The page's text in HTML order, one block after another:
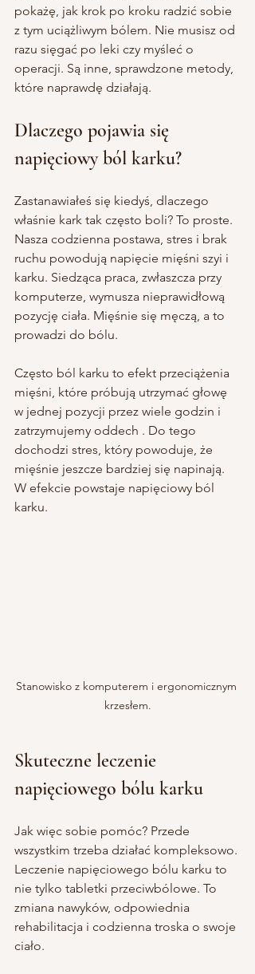
pokażę, jak krok po kroku radzić sobie
z tym uciążliwym bólem. Nie musisz od
razu sięgać po leki czy myśleć o
operacji. Są inne, sprawdzone metody,
które naprawdę działają.
Dlaczego pojawia się
napięciowy ból karku?
Zastanawiałeś się kiedyś, dlaczego
właśnie kark tak często boli? To proste.
Nasza codzienna postawa, stres i brak
ruchu powodują napięcie mięśni szyi i
karku. Siedząca praca, zwłaszcza przy
komputerze, wymusza nieprawidłową
pozycję ciała. Mięśnie się męczą, a to
prowadzi do bólu.
Często ból karku to efekt przeciążenia
mięśni, które próbują utrzymać głowę
w jednej pozycji przez wiele godzin i
zatrzymujemy oddech . Do tego
dochodzi stres, który powoduje, że
mięśnie jeszcze bardziej się napinają.
W efekcie powstaje napięciowy ból
karku.
Stanowisko z komputerem i ergonomicznym
krzesłem.
Skuteczne leczenie
napięciowego bólu karku
Jak więc sobie pomóc? Przede
wszystkim trzeba działać kompleksowo.
Leczenie napięciowego bólu karku to
nie tylko tabletki przeciwbólowe. To
zmiana nawyków, odpowiednia
rehabilitacja i codzienna troska o swoje
ciało.